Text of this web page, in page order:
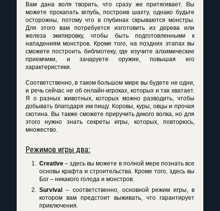
Вам дана воля творить, что сразу же притягивает. Вы
можете прокапать вглубь, построив шахту, однако будьте
осторожны, потому что в глубинах скрываются монстры.
Для этого вам потребуется изготовить из дерева или
железа экипировку, чтобы быть подготовленными к
нападениям монстров. Кроме того, на поздних этапах вы
сможете построить библиотеку, где изучите алхимические
приемчики, и зачаруете оружие, повышая его
характеристики.
Соответственно, в таком большом мире вы будете не одни,
и речь сейчас не об онлайн-игроках, которых и так хватает.
Я о разных животных, которых можно разводить, чтобы
добывать благодаря им пищу. Коровы, куры, овцы и прочая
скотина. Вы также сможете приручить дикого волка, но для
этого нужно знать секреты игры, которых, повторюсь,
множество.
Режимов игры два:
Creative – здесь вы можете в полной мере познать все
основы крафта и строительства. Кроме того, здесь вы
Бог – никакого голода и монстров.
Survival
– соответственно, основной режим игры, в
котором вам предстоит выживать, что гарантирует
приключения.